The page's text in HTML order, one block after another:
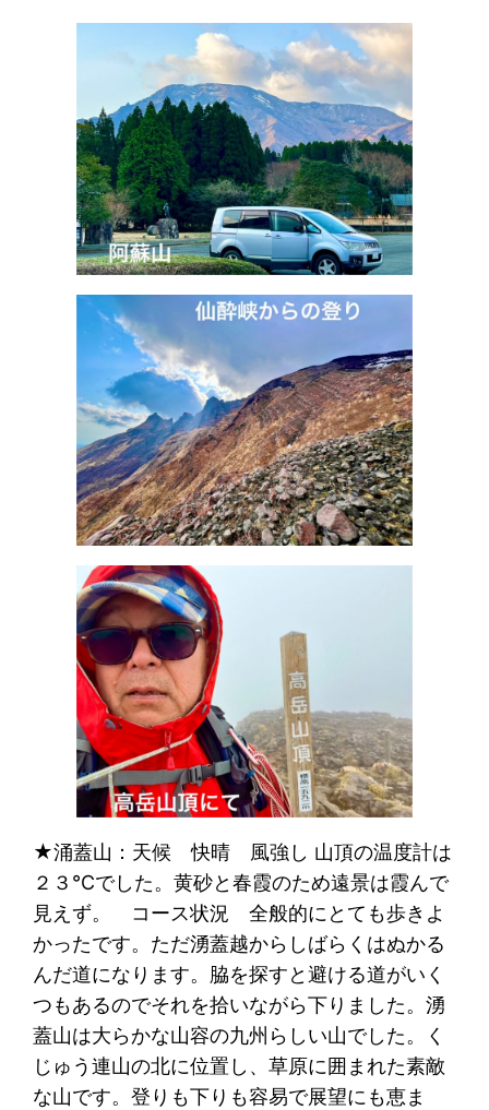
★涌蓋山：天候 快晴 風強し 山頂の温度計は
２３℃でした。黄砂と春霞のため遠景は霞んで
見えず。 コース状況 全般的にとても歩きよ
かったです。ただ湧蓋越からしばらくはぬかる
んだ道になります。脇を探すと避ける道がいく
つもあるのでそれを拾いながら下りました。湧
蓋山は大らかな山容の九州らしい山でした。く
じゅう連山の北に位置し、草原に囲まれた素敵
な山です。登りも下りも容易で展望にも恵ま